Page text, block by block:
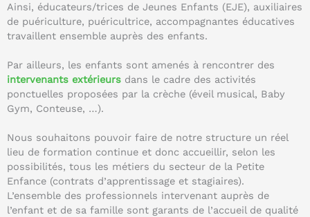
Ainsi, éducateurs/trices de Jeunes Enfants (EJE), auxiliaires
de puériculture, puéricultrice, accompagnantes éducatives
travaillent ensemble auprès des enfants.
Par ailleurs, les enfants sont amenés à rencontrer des
intervenants extérieurs dans le cadre des activités
ponctuelles proposées par la crèche (éveil musical, Baby
Gym, Conteuse, …).
Nous souhaitons pouvoir faire de notre structure un réel
lieu de formation continue et donc accueillir, selon les
possibilités, tous les métiers du secteur de la Petite
Enfance (contrats d’apprentissage et stagiaires).
L’ensemble des professionnels intervenant auprès de
l’enfant et de sa famille sont garants de l’accueil de qualité